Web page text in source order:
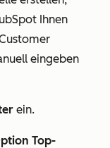
Ihnen
eingeben
ein.
Top-